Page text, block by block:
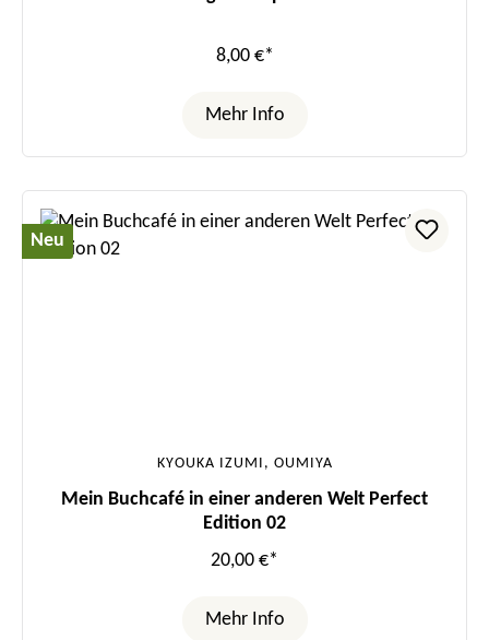
8,00 €*
Mehr Info
Neu
KYOUKA IZUMI, OUMIYA
Mein Buchcafé in einer anderen Welt Perfect
Edition 02
20,00 €*
Mehr Info